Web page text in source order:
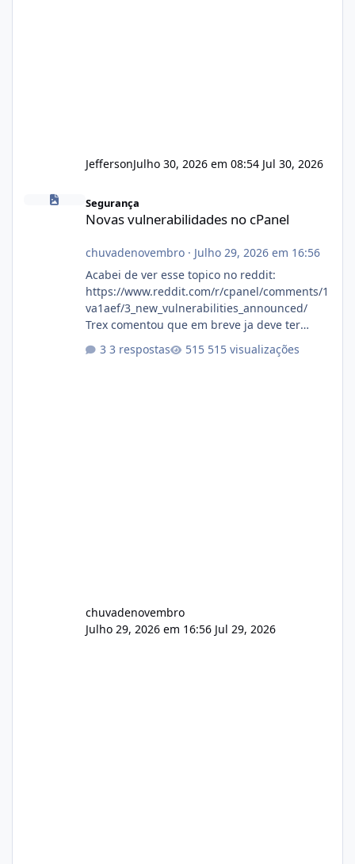
JeffersonJulho 30, 2026 em 08:54 Jul 30, 2026
Segurança
Novas vulnerabilidades no cPanel
chuvadenovembro· Julho 29, 2026 em 16:56
Acabei de ver esse topico no reddit:
https://www.reddit.com/r/cpanel/comments/1
va1aef/3_new_vulnerabilities_announced/
Trex comentou que em breve ja deve ter
3 respostas 515 visualizações
chuvadenovembro
Julho 29, 2026 em 16:56 Jul 29, 2026